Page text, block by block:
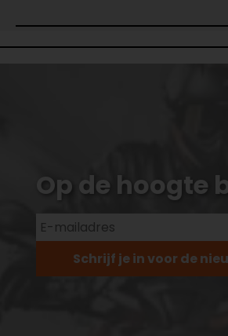
Op de hoogte
Schrijf je in voor de